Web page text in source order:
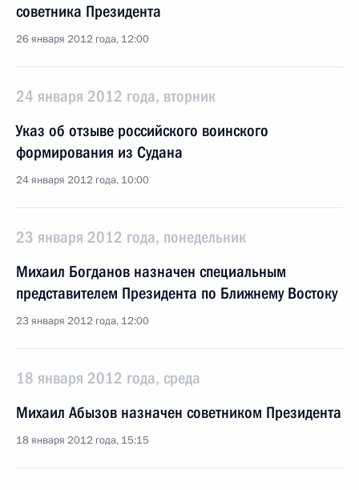
советника Президента
26 января 2012 года, 12:00
24 января 2012 года, вторник
Указ об отзыве российского воинского
формирования из Судана
24 января 2012 года, 10:00
23 января 2012 года, понедельник
Михаил Богданов назначен специальным
представителем Президента по Ближнему Востоку
23 января 2012 года, 12:00
18 января 2012 года, среда
Михаил Абызов назначен советником Президента
18 января 2012 года, 15:15